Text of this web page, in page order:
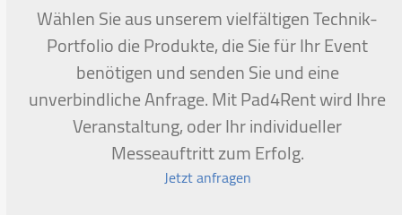
Wählen Sie aus unserem vielfältigen Technik-
Portfolio die Produkte, die Sie für Ihr Event
benötigen und senden Sie und eine
unverbindliche Anfrage. Mit Pad4Rent wird Ihre
Veranstaltung, oder Ihr individueller
Messeauftritt zum Erfolg.
Jetzt anfragen